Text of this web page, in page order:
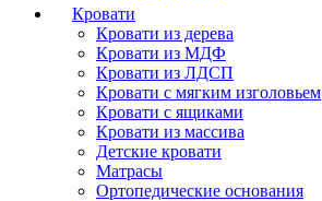
Кровати
Кровати из дерева
Кровати из МДФ
Кровати из ЛДСП
Кровати с мягким изголовьем
Кровати с ящиками
Кровати из массива
Детские кровати
Матрасы
Ортопедические основания